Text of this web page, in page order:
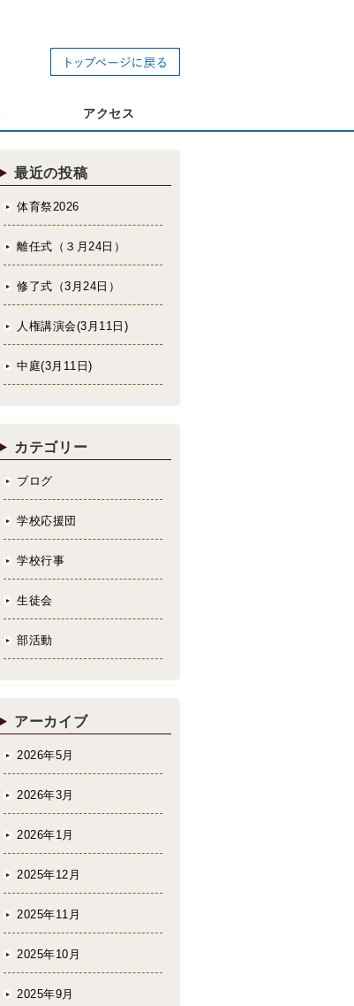
アクセス
最近の投稿
体育祭2026
離任式（３月24日）
修了式（3月24日）
人権講演会(3月11日)
中庭(3月11日)
カテゴリー
ブログ
学校応援団
学校行事
生徒会
部活動
アーカイブ
2026年5月
2026年3月
2026年1月
2025年12月
2025年11月
2025年10月
2025年9月